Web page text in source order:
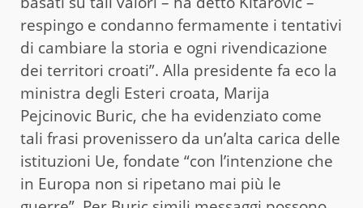
respingo e condanno fermamente i tentativi
di cambiare la storia e ogni rivendicazione
dei territori croati”. Alla presidente fa eco la
ministra degli Esteri croata, Marija
Pejcinovic Buric, che ha evidenziato come
tali frasi provenissero da un’alta carica delle
istituzioni Ue, fondate “con l’intenzione che
in Europa non si ripetano mai più le